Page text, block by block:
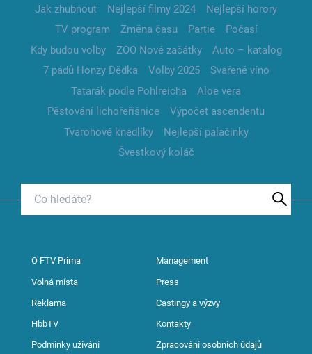
Jak zhubnout Nejlepší filmy 2024
Nejlepší horory
TV program
Změna času Partie
Počasí
Kdy budou volby
ZOO Nové začátky
Auto – katalog
7 pádů Honzy Dědka
Volby 2025
Svařené víno
Tatarák podle Pohlreicha
Aloe vera
Pěstování lichořeřišnice
Výpočet ascendentu
Tvarohové knedlíky
Nejlepší palačinky
Švestkový koláč
O FTV Prima Management
Volná místa Press
Reklama Castingy a výzvy
HbbTV Kontakty
Podmínky užívání Zpracování osobních údajů